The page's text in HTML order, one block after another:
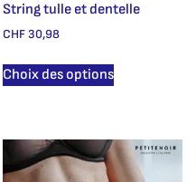
String tulle et dentelle
CHF 30,98
Choix des options